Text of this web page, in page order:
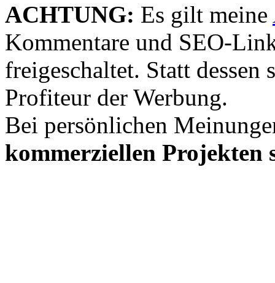
ACHTUNG: Es gilt meine
Kommentare und SEO-
freigeschaltet. Statt dessen
Profiteur der Werbung.
Bei persönlichen
kommerziellen Projekten